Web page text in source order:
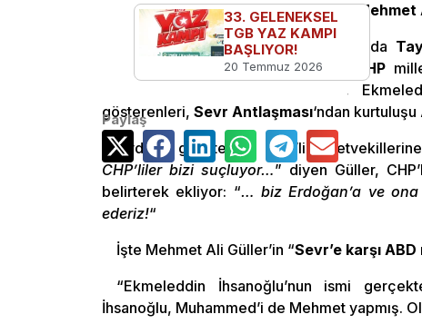
Bu sözlerAydınlık gazetesiyazarıMehmet
Mehmet Ali Güller bugünkü yazısında
‘na oy vermeyi savunan CHP
vahimliğine dem vuruyor. Güller,
gösterenleri, Sevr Antlaşması‘ndan
Aydınlık gazetesinin CHP’li
CHP’liler bizi suçluyor…” diyen Güller,
belirterek ekliyor: “… biz Erdoğan’a ve
ederiz!“
İşte Mehmet Ali Güller’in “Sevr’e karşı
“Ekmeleddin İhsanoğlu’nun ismi
İhsanoğlu, Muhammed’i de Mehmet yapmış.
33. GELENEKSEL
TGB YAZ KAMPI
BAŞLIYOR!
20 Temmuz 2026
Paylaş